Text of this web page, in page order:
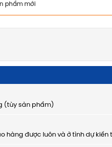
phẩm mới
(tùy sản phẩm)
hàng được luôn và ở tình dự kiến